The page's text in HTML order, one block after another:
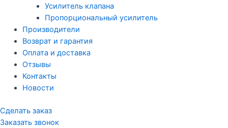
Усилитель клапана
Пропорциональный усилитель
Производители
Возврат и гарантия
Оплата и доставка
Отзывы
Контакты
Новости
Сделать заказ
Заказать звонок